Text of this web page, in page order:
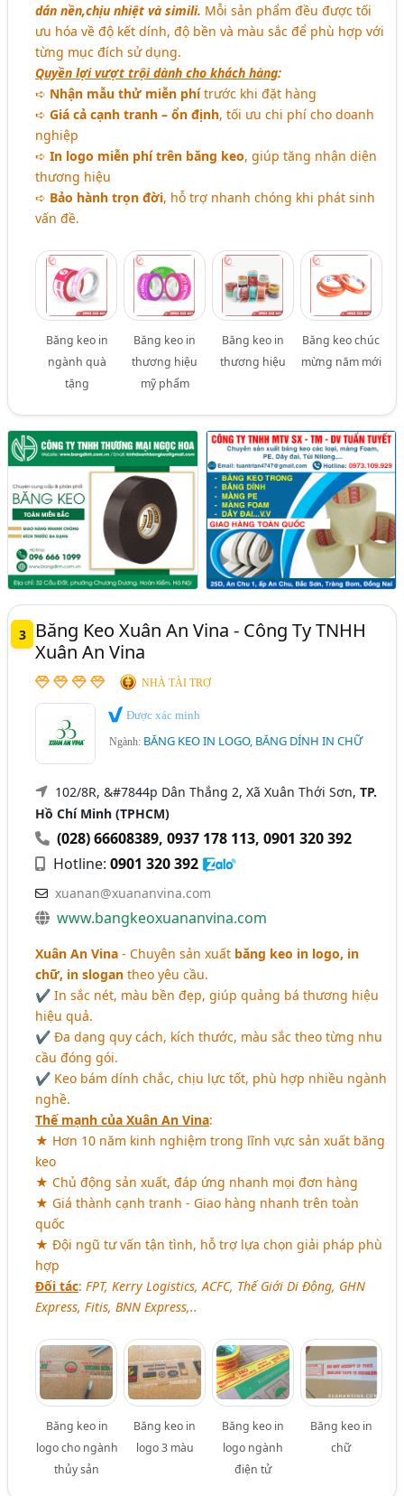
dán nền,chịu nhiệt và simili. Mỗi sản phẩm đều được tối
ưu hóa về độ kết dính, độ bền và màu sắc để phù hợp với
từng mục đích sử dụng.
Quyền lợi vượt trội dành cho khách hàng:
➪ Nhận mẫu thử miễn phítrước khi đặt hàng
➪Giá cả cạnh tranh – ổn định, tối ưu chi phí cho doanh
nghiệp
➪In logo miễn phí trên băng keo, giúp tăng nhận diện
thương hiệu
➪ Bảo hành trọn đời, hỗ trợ nhanh chóng khi phát sinh
vấn đề.
Băng keo in
ngành quà
tặng
Băng keo in
thương hiệu
mỹ phẩm
Băng keo in
thương hiệu
Băng keo chúc
mừng năm mới
3
Băng Keo Xuân An Vina - Công Ty TNHH
Xuân An Vina
NHÀ TÀI TRỢ
Được xác minh
Ngành: BĂNG KEO IN LOGO, BĂNG DÍNH IN CHỮ
102/8R, &#7844p Dân Thắng 2, Xã Xuân Thới Sơn,TP.
Hồ Chí Minh (TPHCM)
(028) 66608389,0937 178 113,0901 320 392
Hotline:0901 320 392
xuanan@xuananvina.com
www.bangkeoxuananvina.com
Xuân An Vina - Chuyên sản xuất băng keo in logo, in
chữ, in slogan theo yêu cầu.
✔ In sắc nét, màu bền đẹp, giúp quảng bá thương hiệu
hiệu quả.
✔ Đa dạng quy cách, kích thước, màu sắc theo từng nhu
cầu đóng gói.
✔ Keo bám dính chắc, chịu lực tốt, phù hợp nhiều ngành
nghề.
Thế mạnh của Xuân An Vina:
★ Hơn 10 năm kinh nghiệm trong lĩnh vực sản xuất băng
keo
★ Chủ động sản xuất, đáp ứng nhanh mọi đơn hàng
★ Giá thành cạnh tranh - Giao hàng nhanh trên toàn
quốc
★ Đội ngũ tư vấn tận tình, hỗ trợ lựa chọn giải pháp phù
hợp
Đối tác:FPT, Kerry Logistics, ACFC, Thế Giới Di Động, GHN
Express, Fitis, BNN Express,..
Băng keo in
logo cho ngành
thủy sản
Băng keo in
logo 3 màu
Băng keo in
logo ngành
điện tử
Băng keo in
chữ